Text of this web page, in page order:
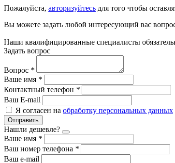
Пожалуйста, авторизуйтесь для того чтобы
Вы можете задать любой интересующий вас
Наши квалифицированные специалисты
Задать вопрос
Вопрос *
Ваше имя *
Контактный телефон *
Ваш E-mail
Я согласен на обработку персональных данных
Отправить
Нашли дешевле?
Ваше имя *
Ваш номер телефона *
Ваш e-mail